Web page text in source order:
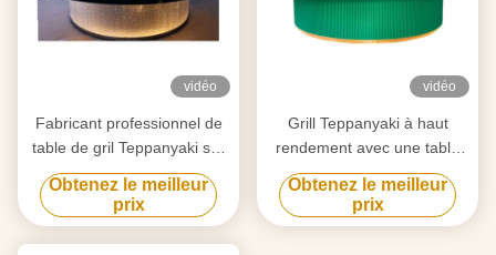
vidéo
Fabricant professionnel de
table de gril Teppanyaki sur
mesure avec design gratuit
fournisseur fiable
d'équipement de gril Hibachi
Obtenez le meilleur
prix
vidéo
Grill Teppanyaki à haut
rendement avec une table
de 20 mm en acier allié de
qualité alimentaire et un
chauffage intelligent
Obtenez le meilleur
prix